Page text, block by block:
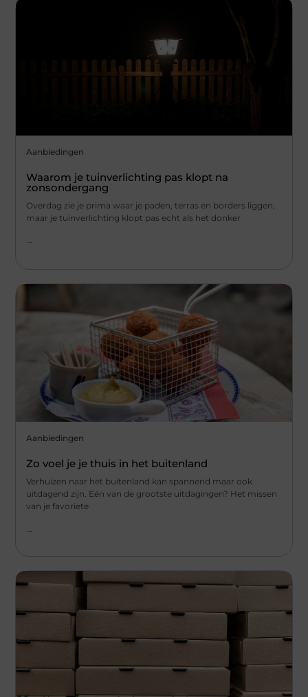
Aanbiedingen
Waarom je tuinverlichting pas klopt na
zonsondergang
Overdag zie je prima waar je paden, terras en borders liggen,
maar je tuinverlichting klopt pas echt als het donker
...
Aanbiedingen
Zo voel je je thuis in het buitenland
Verhuizen naar het buitenland kan spannend maar ook
uitdagend zijn. Eén van de grootste uitdagingen? Het missen
van je favoriete